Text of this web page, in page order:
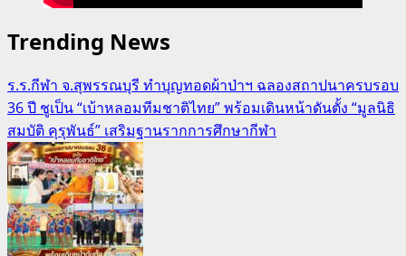
Trending News
ร.ร.กีฬา จ.สุพรรณบุรี ทำบุญทอดผ้าป่าฯ ฉลองสถาปนาครบรอบ
36 ปี ชูเป็น “เบ้าหลอมทีมชาติไทย” พร้อมเดินหน้าดันตั้ง “มูลนิธิ
สมบัติ คุรุพันธ์” เสริมฐานรากการศึกษากีฬา